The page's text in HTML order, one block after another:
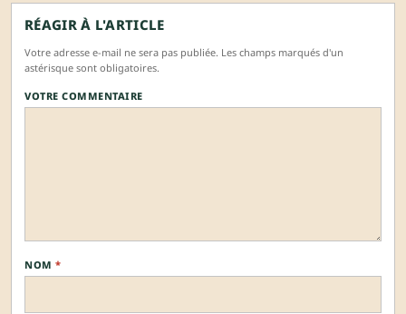
RÉAGIR À L'ARTICLE
Votre adresse e-mail ne sera pas publiée. Les champs marqués d'un
astérisque sont obligatoires.
VOTRE COMMENTAIRE
NOM *